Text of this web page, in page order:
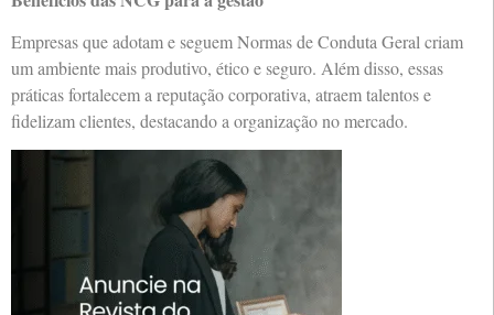
Empresas que adotam e seguem Normas de Conduta Geral criam
um ambiente mais produtivo, ético e seguro. Além disso, essas
práticas fortalecem a reputação corporativa, atraem talentos e
fidelizam clientes, destacando a organização no mercado.